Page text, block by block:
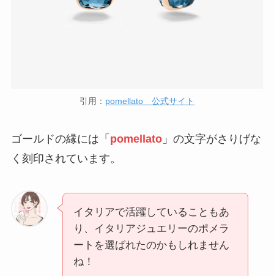
引用： pomellato 公式サイト
ゴールドの縁には「 pomellato」の文字がさりげな
く刻印されています。
イタリアで活躍していることもあ
り、イタリアジュエリーのポメラ
ートを選ばれたのかもしれません
ね！